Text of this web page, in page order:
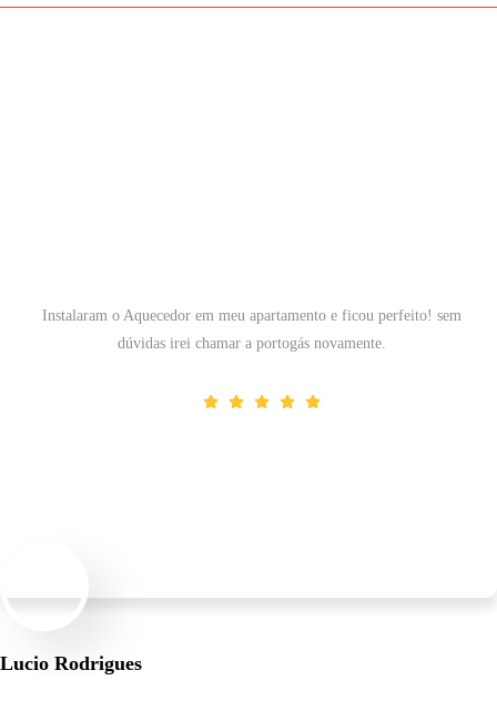
Lucio Rodrigues
Instalaram o Aquecedor em meu apartamento e ficou perfeito! sem
dúvidas irei chamar a portogás novamente.